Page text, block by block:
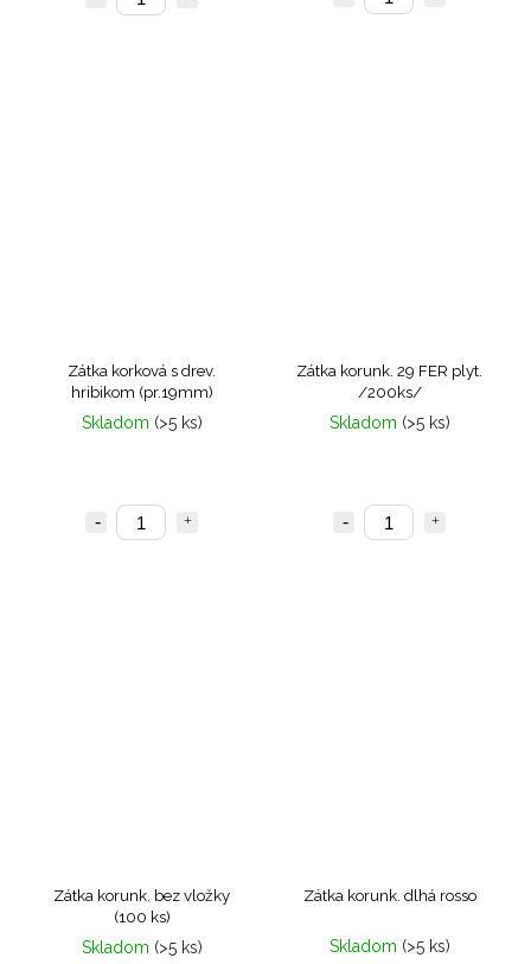
Zátka korková s drev.
hribikom (pr.19mm)
Skladom (>5 ks)
Zátka korunk. 29 FER plyt.
/200ks/
Skladom (>5 ks)
Zátka korunk. bez vložky
(100 ks)
Skladom (>5 ks)
Zátka korunk. dlhá rosso
Skladom (>5 ks)